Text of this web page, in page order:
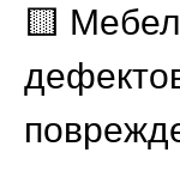
🟨